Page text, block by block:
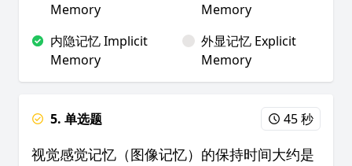
Memory
Memory
内隐记忆 Implicit
Memory
外显记忆 Explicit
Memory
5. 单选题 45 秒
视觉感觉记忆（图像记忆）的保持时间大约是